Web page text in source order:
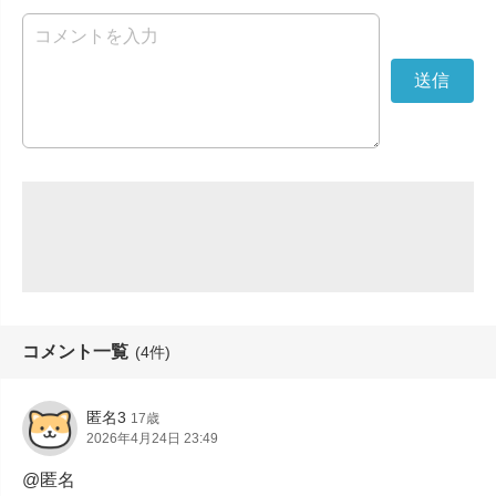
コメント一覧 (4件)
匿名3 17歳
2026年4月24日 23:49
@匿名